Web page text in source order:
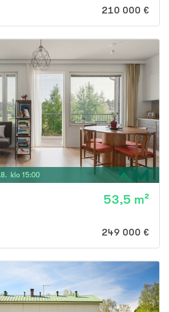
210 000 €
.8. klo 15:00
53,5 m²
249 000 €